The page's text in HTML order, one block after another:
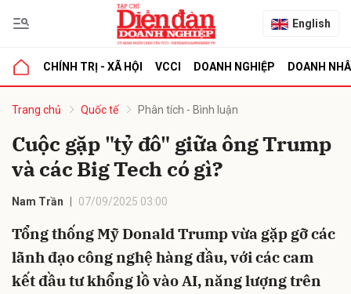
English
CHÍNH TRỊ - XÃ HỘI VCCI DOANH NGHIỆP DOANH
Trang chủ Quốc tế Phân tích - Bình luận
Cuộc gặp "tỷ đô" giữa ông Trump
và các Big Tech có gì?
Nam Trần 07/09/2025 03:00
Tổng thống Mỹ Donald Trump vừa gặp gỡ các
lãnh đạo công nghệ hàng đầu, với các cam
kết đầu tư khổng lồ vào AI, năng lượng trên
luận
Hủy